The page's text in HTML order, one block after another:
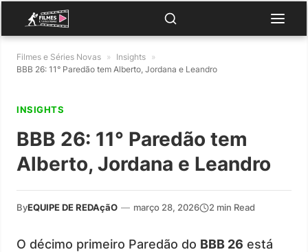
Filmes e Séries Novas » Insights »
BBB 26: 11° Paredão tem Alberto, Jordana e Leandro
INSIGHTS
BBB 26: 11° Paredão tem
Alberto, Jordana e Leandro
ByEQUIPE DE REDAçãO — março 28, 2026 2 min Read
O décimo primeiro Paredão do BBB 26 está